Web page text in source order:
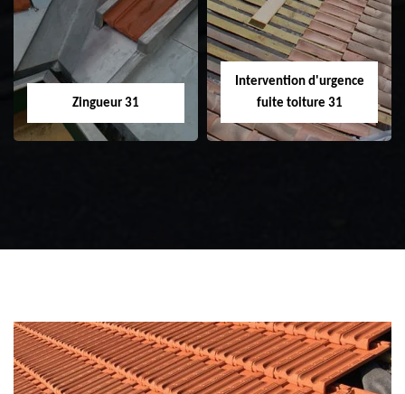
31
toiture 31
Zingueur 31
Intervention d'urgence
fuite toiture 31